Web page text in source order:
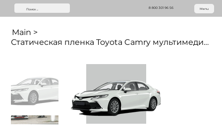
8 800 301 96 56 Menu
Main >
Статическая пленка Toyota Camry мультимедиа (7 дюймов)